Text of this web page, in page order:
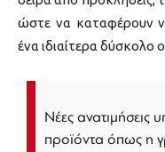
ώστε να καταφέρουν
ένα ιδιαίτερα δύσκολο
Νέες ανατιμήσεις
προϊόντα όπως η